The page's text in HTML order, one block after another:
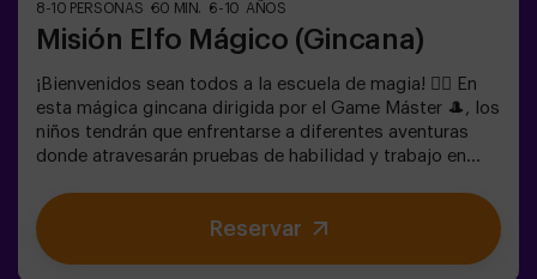
8-10 PERSONAS 60 MIN. 6-10 AÑOS
Misión Elfo Mágico (Gincana)
¡Bienvenidos sean todos a la escuela de magia! 🧙‍♀️ En
esta mágica gincana dirigida por el Game Máster 🎩, los
niños tendrán que enfrentarse a diferentes aventuras
donde atravesarán pruebas de habilidad y trabajo en
poder alcanzar una misión y saborear una dulce... muy
dulce victoria. La imaginación es capaz de atravesar las
fronteras de la magia y esta gincana llevará a los
Reservar